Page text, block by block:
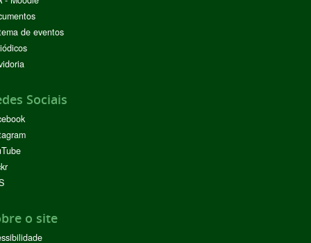
de eventos
Sociais
o site